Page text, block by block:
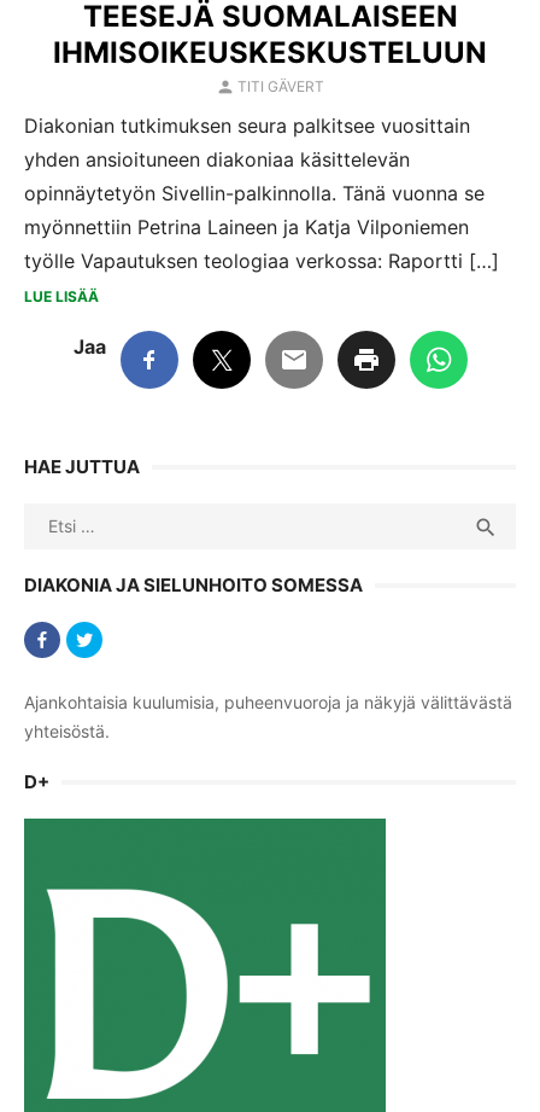
TEESEJÄ SUOMALAISEEN
IHMISOIKEUSKESKUSTELUUN
AUTHOR
TITI GÄVERT
Diakonian tutkimuksen seura palkitsee vuosittain
yhden ansioituneen diakoniaa käsittelevän
opinnäytetyön Sivellin-palkinnolla. Tänä vuonna se
myönnettiin Petrina Laineen ja Katja Vilponiemen
työlle Vapautuksen teologiaa verkossa: Raportti […]
LUE LISÄÄ
Jaa
HAE JUTTUA
Search

DIAKONIA JA SIELUNHOITO SOMESSA
Ajankohtaisia kuulumisia, puheenvuoroja ja näkyjä välittävästä
yhteisöstä.
D+